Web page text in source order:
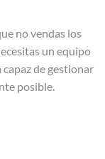
no vendas los
un equipo
de gestionar
posible.